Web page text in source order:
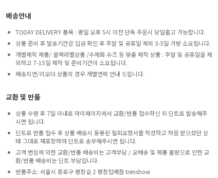
배송안내
TODAY DELIVERY 품목 : 평일 오후 5시 이전 단독 주문시 당일출고 가능합니다.
상품 준비 후 발송기간은 입금 확인 후 주말 및 공휴일 제외 3-5일 가량 소요됩니다.
개별제작 제품/ 블랙라벨상품 /수제화 슈즈 등 맞춤 제작 상품 : 주말 및 공휴일을 제
외하고 7-15일 제작 및 준비기간이 소요됩니다.
배송지연/리오더 상품의 경우 개별연락 안내 드립니다.
교환 및 반품
상품 수령 후 7일 이내로 마이페이지에서 교환/반품 접수하신 뒤 딘트로 발송해주
시면 됩니다.
딘트로 반품 접수 후 상품 배송시 동봉된 철회요청서를 작성하고 처음 받으셨던 상
태 그대로 재포장하여 딘트로 송부해주시면 됩니다.
고객 변심에 의한 교환/반품 배송비는 고객부담 / 오배송 및 제품 불량으로 인한 교
환/반품 배송비는 딘트 부담입니다.
반품주소: 서울시 종로구 평창길 2 평창집배점 trenshow